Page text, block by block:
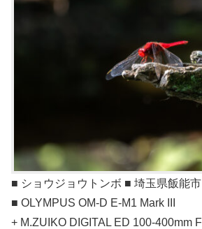
■ ショウジョウトンボ ■ 埼玉県飯能
■ OLYMPUS OM-D E-M1 Mark III
+ M.ZUIKO DIGITAL ED 100-400mm